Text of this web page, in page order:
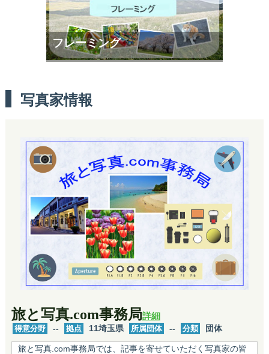
フレーミング
写真家情報
旅と写真.com事務局詳細
得意分野 -- 拠点 11埼玉県 所属団体 -- 分類 団体
旅と写真.com事務局では、記事を寄せていただく写真家の皆